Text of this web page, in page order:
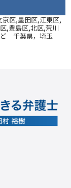
区,墨田区,江東区,
,豊島区,北区,荒川
ど 千葉県，埼玉